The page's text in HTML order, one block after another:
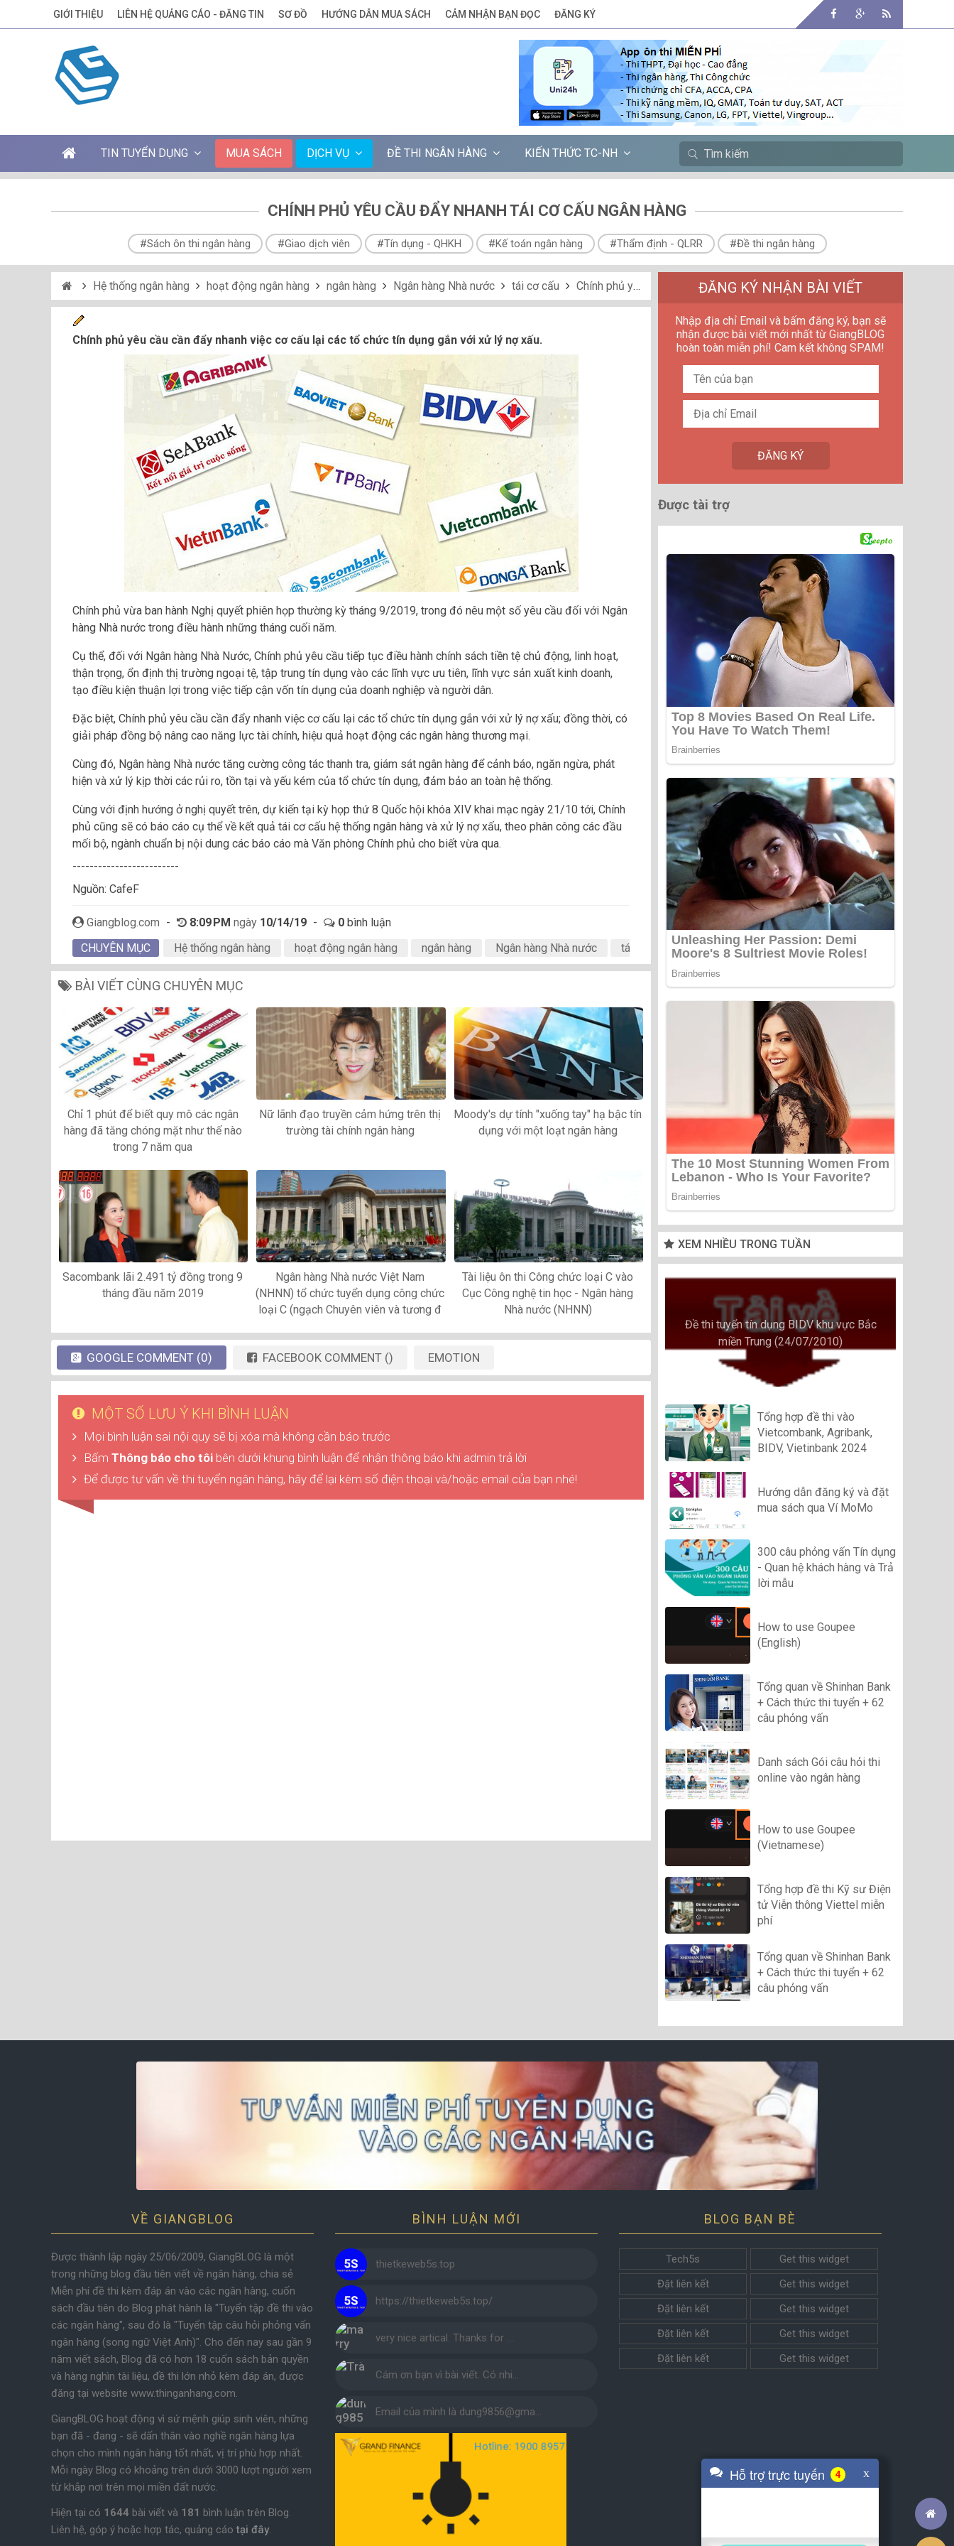
GIỚI THIỆU LIÊN HỆ QUẢNG CÁO - ĐĂNG TIN SƠ ĐỒ HƯỚNG DẪN MUA SÁCH CẢM NHẬN BẠN ĐỌC ĐĂNG KÝ
TIN TUYỂN DỤNG MUA SÁCH DỊCH VỤ ĐỀ THI NGÂN HÀNG KIẾN THỨC TC-NH
CHÍNH PHỦ YÊU CẦU ĐẨY NHANH TÁI CƠ CẤU NGÂN HÀNG
#Sách ôn thi ngân hàng #Giao dịch viên #Tín dụng - QHKH #Kế toán ngân hàng #Thẩm định - QLRR #Đề thi ngân hàng
Hệ thống ngân hàng hoạt động ngân hàng ngân hàng Ngân hàng Nhà nước tái cơ cấu Chính phủ yêu cầu đẩy nhanh tái cơ cấu ngân hàng
Chính phủ yêu cầu cần đẩy nhanh việc cơ cấu lại các tổ chức tín dụng gắn với xử lý nợ xấu.
Chính phủ vừa ban hành Nghị quyết phiên họp thường kỳ tháng 9/2019, trong đó nêu một số yêu cầu đối với Ngân
hàng Nhà nước trong điều hành những tháng cuối năm.
Cụ thể, đối với Ngân hàng Nhà Nước, Chính phủ yêu cầu tiếp tục điều hành chính sách tiền tệ chủ động, linh hoạt,
thận trọng, ổn định thị trường ngoại tệ, tập trung tín dụng vào các lĩnh vực ưu tiên, lĩnh vực sản xuất kinh doanh,
tạo điều kiện thuận lợi trong việc tiếp cận vốn tín dụng của doanh nghiệp và người dân.
Đặc biệt, Chính phủ yêu cầu cần đẩy nhanh việc cơ cấu lại các tổ chức tín dụng gắn với xử lý nợ xấu; đồng thời, có
giải pháp đồng bộ nâng cao năng lực tài chính, hiệu quả hoạt động các ngân hàng thương mại.
Cùng đó, Ngân hàng Nhà nước tăng cường công tác thanh tra, giám sát ngân hàng để cảnh báo, ngăn ngừa, phát
hiện và xử lý kịp thời các rủi ro, tồn tại và yếu kém của tổ chức tín dụng, đảm bảo an toàn hệ thống.
Cùng với định hướng ở nghị quyết trên, dự kiến tại kỳ họp thứ 8 Quốc hội khóa XIV khai mạc ngày 21/10 tới, Chính
phủ cũng sẽ có báo cáo cụ thể về kết quả tái cơ cấu hệ thống ngân hàng và xử lý nợ xấu, theo phân công các đầu
mối bộ, ngành chuẩn bị nội dung các báo cáo mà Văn phòng Chính phủ cho biết vừa qua.
-------------------------
Nguồn: CafeF
Giangblog.com - 8:09 PM ngày 10/14/19 - 0 bình luận
CHUYÊN MỤC
Hệ thống ngân hàng hoạt động ngân hàng ngân hàng Ngân hàng Nhà nước tái cơ cấu
BÀI VIẾT CÙNG CHUYÊN MỤC
Chỉ 1 phút để biết quy mô các ngân
hàng đã tăng chóng mặt như thế nào
trong 7 năm qua
Nữ lãnh đạo truyền cảm hứng trên thị
trường tài chính ngân hàng
Moody's dự tính "xuống tay" hạ bậc tín
dụng với một loạt ngân hàng
Sacombank lãi 2.491 tỷ đồng trong 9
tháng đầu năm 2019
Ngân hàng Nhà nước Việt Nam
(NHNN) tổ chức tuyển dụng công chức
loại C (ngạch Chuyên viên và tương đ
Tài liệu ôn thi Công chức loại C vào
Cục Công nghệ tin học - Ngân hàng
Nhà nước (NHNN)
GOOGLE COMMENT (0) FACEBOOK COMMENT () EMOTION
MỘT SỐ LƯU Ý KHI BÌNH LUẬN
Mọi bình luận sai nội quy sẽ bị xóa mà không cần báo trước
Bấm Thông báo cho tôi bên dưới khung bình luận để nhận thông báo khi admin trả lời
Để được tư vấn về thi tuyển ngân hàng, hãy để lại kèm số điện thoại và/hoặc email của bạn nhé!
ĐĂNG KÝ NHẬN BÀI VIẾT
Nhập địa chỉ Email và bấm đăng ký, bạn sẽ
nhận được bài viết mới nhất từ GiangBLOG
hoàn toàn miễn phí! Cam kết không SPAM!
Được tài trợ
XEM NHIỀU TRONG TUẦN
Đề thi tuyển tín dụng BIDV khu vực Bắc
miền Trung (24/07/2010)
Tổng hợp đề thi vào
Vietcombank, Agribank,
BIDV, Vietinbank 2024
Hướng dẫn đăng ký và đặt
mua sách qua Ví MoMo
300 câu phỏng vấn Tín dụng
- Quan hệ khách hàng và Trả
lời mẫu
How to use Goupee
(English)
Tổng quan về Shinhan Bank
+ Cách thức thi tuyển + 62
câu phỏng vấn
Danh sách Gói câu hỏi thi
online vào ngân hàng
How to use Goupee
(Vietnamese)
Tổng hợp đề thi Kỹ sư Điện
tử Viễn thông Viettel miễn
phí
Tổng quan về Shinhan Bank
+ Cách thức thi tuyển + 62
câu phỏng vấn
VỀ GIANGBLOG
Được thành lập ngày 25/06/2009, GiangBLOG là một
trong những blog đầu tiên viết về ngân hàng, chia sẻ
Miễn phí đề thi kèm đáp án vào các ngân hàng, cuốn
sách đầu tiên do Blog phát hành là "Tuyển tập đề thi vào
các ngân hàng", sau đó là "Tuyển tập câu hỏi phỏng vấn
ngân hàng (song ngữ Việt Anh)". Cho đến nay sau gần 9
năm viết sách, Blog đã có hơn 18 cuốn sách bản quyền
và hàng nghìn tài liệu, đề thi lớn nhỏ kèm đáp án, được
đăng tại website www.thinganhang.com.
GiangBLOG hoạt động vì sứ mệnh giúp sinh viên, những
bạn đã - đang - sẽ dấn thân vào nghề ngân hàng lựa
chọn cho mình ngân hàng tốt nhất, vị trí phù hợp nhất.
Mỗi ngày Blog có khoảng trên dưới 3000 lượt người xem
từ khắp nơi trên mọi miền đất nước.
Hiện tại có 1644 bài viết và 181 bình luận trên Blog.
Liên hệ, góp ý hoặc hợp tác, quảng cáotại đây.
BÌNH LUẬN MỚI
thietkeweb5s.top
https://thietkeweb5s.top/
very nice artical. Thanks for …
Cám ơn bạn vì bài viết. Có nhi…
Email của mình là dung9856@gma…
BLOG BẠN BÈ
Tech5s
Get this widget
Đặt liên kết
Get this widget
Đặt liên kết
Get this widget
Đặt liên kết
Get this widget
Đặt liên kết
Get this widget
Hỗ trợ trực tuyến 4 x